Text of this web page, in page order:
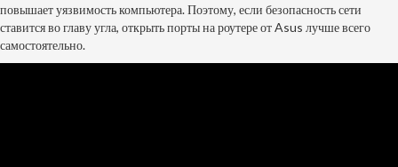
повышает уязвимость компьютера. Поэтому, если безопасность сети
ставится во главу угла, открыть порты на роутере от Asus лучше всего
самостоятельно.